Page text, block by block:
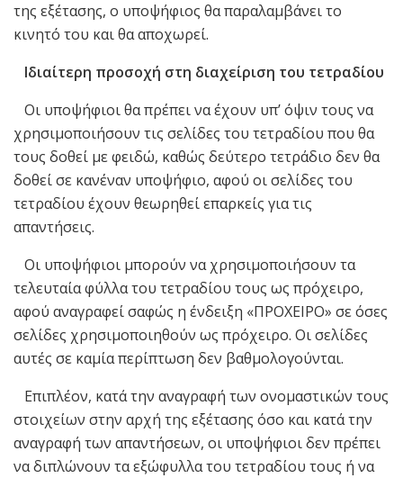
της εξέτασης, ο υποψήφιος θα παραλαμβάνει το
κινητό του και θα αποχωρεί.
Ιδιαίτερη προσοχή στη διαχείριση του τετραδίου
Οι υποψήφιοι θα πρέπει να έχουν υπ’ όψιν τους να
χρησιμοποιήσουν τις σελίδες του τετραδίου που θα
τους δοθεί με φειδώ, καθώς δεύτερο τετράδιο δεν θα
δοθεί σε κανέναν υποψήφιο, αφού οι σελίδες του
τετραδίου έχουν θεωρηθεί επαρκείς για τις
απαντήσεις.
Οι υποψήφιοι μπορούν να χρησιμοποιήσουν τα
τελευταία φύλλα του τετραδίου τους ως πρόχειρο,
αφού αναγραφεί σαφώς η ένδειξη «ΠΡΟΧΕΙΡΟ» σε όσες
σελίδες χρησιμοποιηθούν ως πρόχειρο. Οι σελίδες
αυτές σε καμία περίπτωση δεν βαθμολογούνται.
Επιπλέον, κατά την αναγραφή των ονομαστικών τους
στοιχείων στην αρχή της εξέτασης όσο και κατά την
αναγραφή των απαντήσεων, οι υποψήφιοι δεν πρέπει
να διπλώνουν τα εξώφυλλα του τετραδίου τους ή να